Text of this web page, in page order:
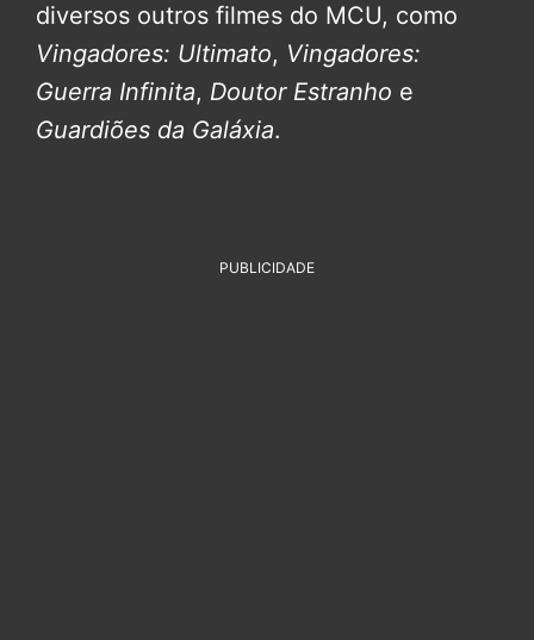
diversos outros filmes do MCU, como
Vingadores: Ultimato, Vingadores:
Guerra Infinita, Doutor Estranho e
Guardiões da Galáxia.
PUBLICIDADE